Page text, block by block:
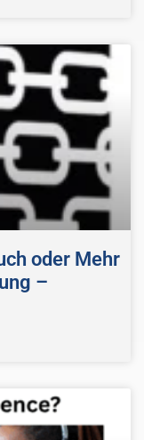
oder Mehr
–